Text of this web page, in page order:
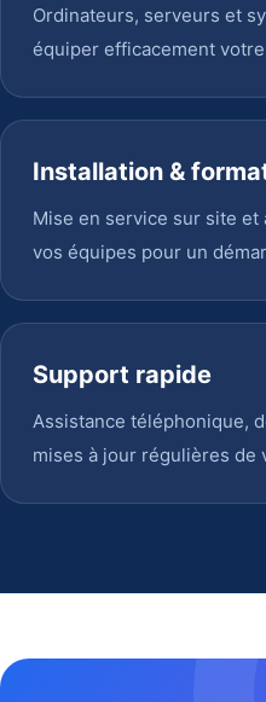
Ordinateurs, serveurs et
équiper efficacement
Installation &
Mise en service sur site et
vos équipes pour un
Support rapide
Assistance téléphonique,
mises à jour régulières de